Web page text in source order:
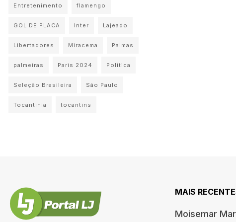
Entretenimento flamengo
GOL DE PLACA Inter Lajeado
Libertadores Miracema Palmas
palmeiras Paris 2024 Política
Seleção Brasileira São Paulo
Tocantinia tocantins
MAIS
Moisemar